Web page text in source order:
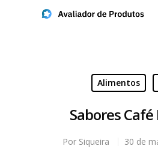
Aperte ENTER para buscar ou
Alimentos
Sabores Café
Por Siqueira 30 de